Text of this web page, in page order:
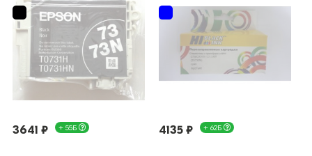
3641 ₽ + 55Б 4135 ₽ + 62Б